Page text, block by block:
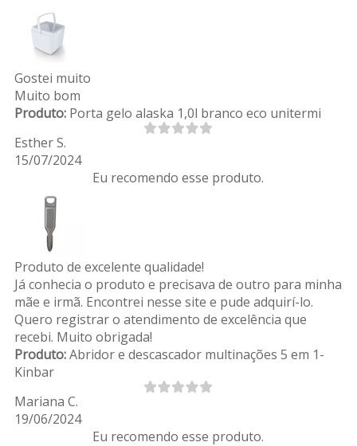
Gostei muito
Muito bom
Produto:Porta gelo alaska 1,0l branco eco unitermi
Esther S.
15/07/2024
Eu recomendo esse produto.
Produto de excelente qualidade!
Já conhecia o produto e precisava de outro para minha
mãe e irmã. Encontrei nesse site e pude adquirí-lo.
Quero registrar o atendimento de excelência que
recebi. Muito obrigada!
Produto:Abridor e descascador multinações 5 em 1-
Kinbar
Mariana C.
19/06/2024
Eu recomendo esse produto.